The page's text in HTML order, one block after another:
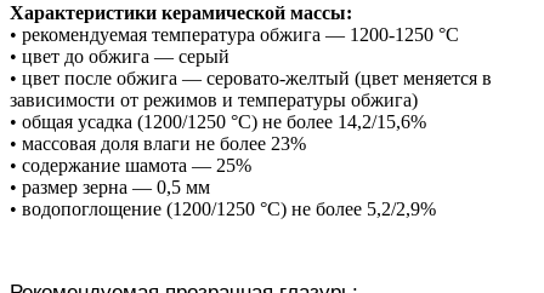
Характеристики керамической массы:
• рекомендуемая температура обжига — 1200-1250 °С
• цвет до обжига — серый
• цвет после обжига — серовато-желтый (цвет меняется в
зависимости от режимов и температуры обжига)
• общая усадка (1200/1250 °С) не более 14,2/15,6%
• массовая доля влаги не более 23%
• содержание шамота — 25%
• размер зерна — 0,5 мм
• водопоглощение (1200/1250 °С) не более 5,2/2,9%